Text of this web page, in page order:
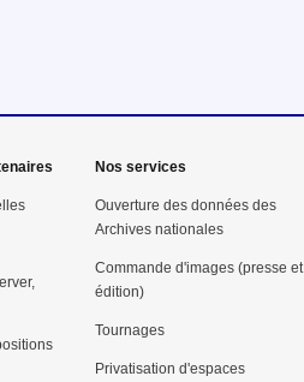
Nos services
Ouverture des données des
Archives nationales
Commande d'images (presse et
édition)
Tournages
Privatisation d'espaces